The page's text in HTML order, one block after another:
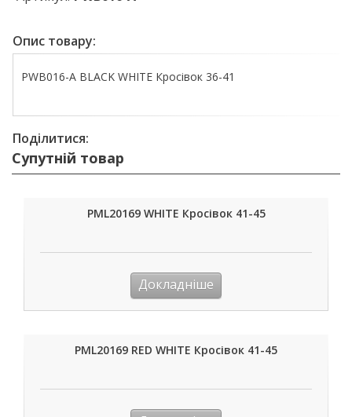
Опис товару:
PWB016-A BLACK WHITE Кросівок 36-41
Поділитися:
Супутній товар
PML20169 WHITE Кросівок 41-45
Докладніше
PML20169 RED WHITE Кросівок 41-45